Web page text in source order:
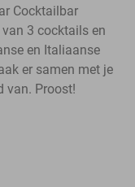
Cocktailbar
3 cocktails en
en Italiaanse
er samen met je
van. Proost!